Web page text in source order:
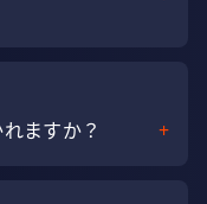
ますか？ +